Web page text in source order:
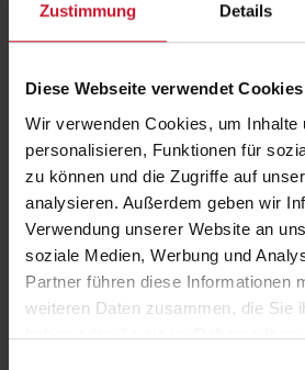
Zustimmung Details
Diese Webseite verwendet Cookies
Wir verwenden Cookies, um Inhalte
personalisieren, Funktionen für
zu können und die Zugriffe auf
analysieren. Außerdem geben wir
Verwendung unserer Website an
soziale Medien, Werbung und
Partner führen diese Informationen
weiteren Daten zusammen, die Sie
haben oder die sie im Rahmen
Expertenwissen aus erster
Webinar
Informatik an der DHfPG),Timo Engler
sowieMarie Assmann(Studentin der
spannende Einblicke in diesen
Duales Studium mit echten
Marie Assmannstudiert den dualen
StudiengangSport-/Gesundheitsinformatik
sammelt parallel praktische Erfahrungen
24/7in Bitburg. Dort arbeitet sie unter